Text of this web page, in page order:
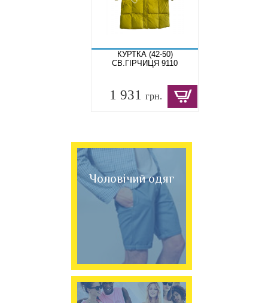
КУРТКА (42-50)
СВ.ГІРЧИЦЯ 9110
1 931грн.
Чоловічий одяг